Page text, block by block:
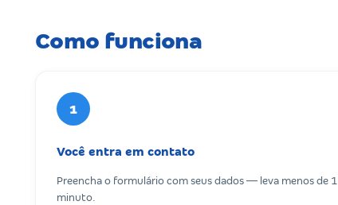
Como funciona
1
Você entra em contato
Preencha o formulário com seus dados — leva menos de 1
minuto.